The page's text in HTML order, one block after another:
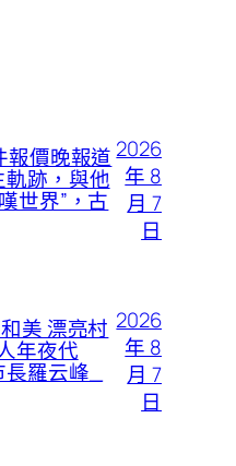
報價晚報道
跡，與他
世界”，古
2026
年 8
月 7
日
美 漂亮村
年夜代
羅云峰_
2026
年 8
月 7
日